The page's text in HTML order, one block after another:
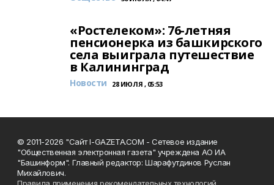
«Ростелеком»: 76-летняя
пенсионерка из башкирского
села выиграла путешествие
в Калининград
Новости 28 ИЮЛЯ , 05:53
© 2011-2026 "Сайт I-GAZETA.COM - Сетевое издание
"Общественная электронная газета" учреждена АО ИА
"Башинформ". Главный редактор: Шарафутдинов Руслан
Михайлович.